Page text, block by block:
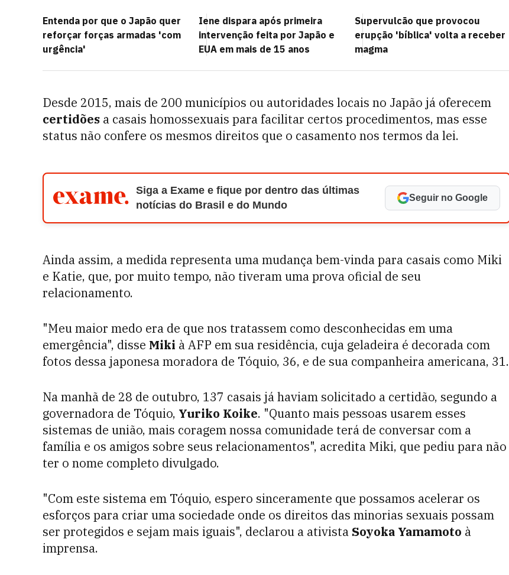
Entenda por que o Japão quer
reforçar forças armadas 'com
urgência'
Iene dispara após primeira
intervenção feita por Japão e
EUA em mais de 15 anos
Supervulcão que provocou
erupção 'bíblica' volta a receber
magma
Desde 2015, mais de 200 municípios ou autoridades locais no Japão já oferecem
certidões a casais homossexuais para facilitar certos procedimentos, mas esse
status não confere os mesmos direitos que o casamento nos termos da lei.
Siga a Exame e fique por dentro das últimas
notícias do Brasil e do Mundo
Seguir no Google
Ainda assim, a medida representa uma mudança bem-vinda para casais como Miki
e Katie, que, por muito tempo, não tiveram uma prova oficial de seu
relacionamento.
"Meu maior medo era de que nos tratassem como desconhecidas em uma
emergência", disse Miki à AFP em sua residência, cuja geladeira é decorada com
fotos dessa japonesa moradora de Tóquio, 36, e de sua companheira americana, 31.
Na manhã de 28 de outubro, 137 casais já haviam solicitado a certidão, segundo a
governadora de Tóquio, Yuriko Koike. "Quanto mais pessoas usarem esses
sistemas de união, mais coragem nossa comunidade terá de conversar com a
família e os amigos sobre seus relacionamentos", acredita Miki, que pediu para não
ter o nome completo divulgado.
"Com este sistema em Tóquio, espero sinceramente que possamos acelerar os
esforços para criar uma sociedade onde os direitos das minorias sexuais possam
ser protegidos e sejam mais iguais", declarou a ativista Soyoka Yamamoto à
imprensa.